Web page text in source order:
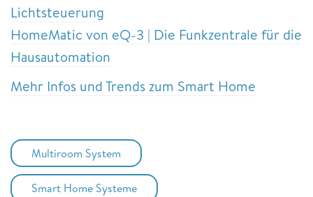
Lichtsteuerung
HomeMatic von eQ-3 | Die Funkzentrale für die
Hausautomation
Mehr Infos und Trends zum Smart Home
Multiroom System
Smart Home Systeme